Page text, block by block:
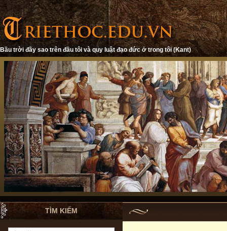
Bầu trời đầy sao trên đầu tôi và quy luật đạo đức ở trong tôi (Kant)
TÌM KIẾM